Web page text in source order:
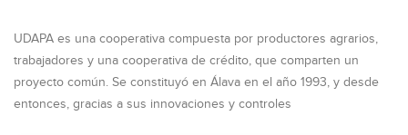
UDAPA es una cooperativa compuesta por productores agrarios,
trabajadores y una cooperativa de crédito, que comparten un
proyecto común. Se constituyó en Álava en el año 1993, y desde
entonces, gracias a sus innovaciones y controles